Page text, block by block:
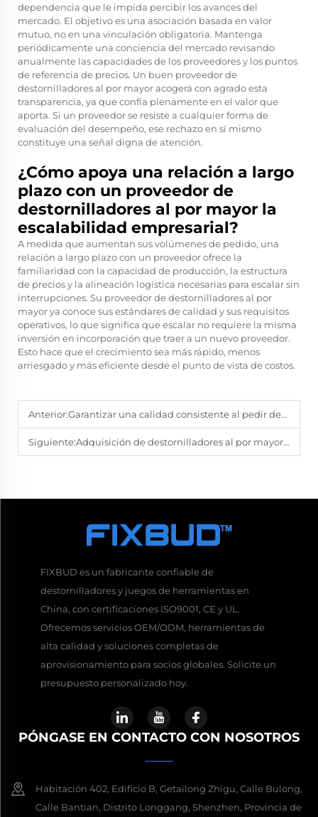
dependencia que le impida percibir los avances del
mercado. El objetivo es una asociación basada en valor
mutuo, no en una vinculación obligatoria. Mantenga
periódicamente una conciencia del mercado revisando
anualmente las capacidades de los proveedores y los puntos
de referencia de precios. Un buen proveedor de
destornilladores al por mayor acogerá con agrado esta
transparencia, ya que confía plenamente en el valor que
aporta. Si un proveedor se resiste a cualquier forma de
evaluación del desempeño, ese rechazo en sí mismo
constituye una señal digna de atención.
¿Cómo apoya una relación a largo
plazo con un proveedor de
destornilladores al por mayor la
escalabilidad empresarial?
A medida que aumentan sus volúmenes de pedido, una
relación a largo plazo con un proveedor ofrece la
familiaridad con la capacidad de producción, la estructura
de precios y la alineación logística necesarias para escalar sin
interrupciones. Su proveedor de destornilladores al por
mayor ya conoce sus estándares de calidad y sus requisitos
operativos, lo que significa que escalar no requiere la misma
inversión en incorporación que traer a un nuevo proveedor.
Esto hace que el crecimiento sea más rápido, menos
arriesgado y más eficiente desde el punto de vista de costos.
Anterior:Garantizar una calidad consistente al pedir destornilladores a un proveedor mayorista
Siguiente:Adquisición de destornilladores al por mayor para contratos gubernamentales e institucionales
FIXBUD es un fabricante confiable de
destornilladores y juegos de herramientas en
China, con certificaciones ISO9001, CE y UL.
Ofrecemos servicios OEM/ODM, herramientas de
alta calidad y soluciones completas de
aprovisionamiento para socios globales. Solicite un
presupuesto personalizado hoy.
PÓNGASE EN CONTACTO CON NOSOTROS
Habitación 402, Edificio B, Getailong Zhigu, Calle Bulong,
Calle Bantian, Distrito Longgang, Shenzhen, Provincia de